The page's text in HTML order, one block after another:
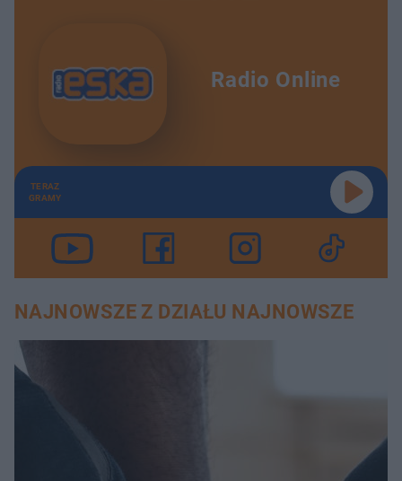
Radio Online
TERAZ
GRAMY
NAJNOWSZE Z DZIAŁU NAJNOWSZE